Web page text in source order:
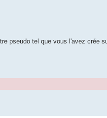
pseudo tel que vous l'avez crée